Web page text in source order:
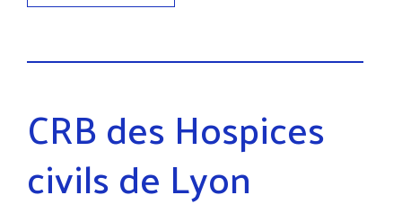
CRB des Hospices
civils de Lyon